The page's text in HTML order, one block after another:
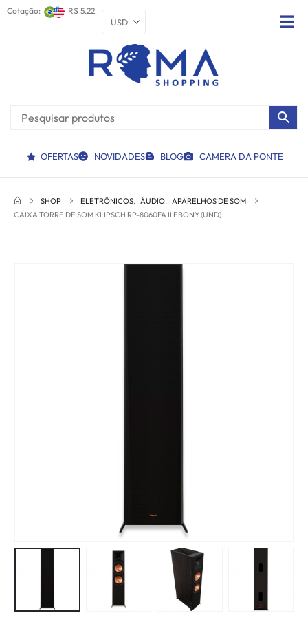
Cotação: R$ 5.22
OFERTAS NOVIDADES BLOG CAMERA DA PONTE
SHOP ELETRÔNICOS, ÁUDIO, APARELHOS DE SOM
CAIXA TORRE DE SOM KLIPSCH RP-8060FA II EBONY (UND)